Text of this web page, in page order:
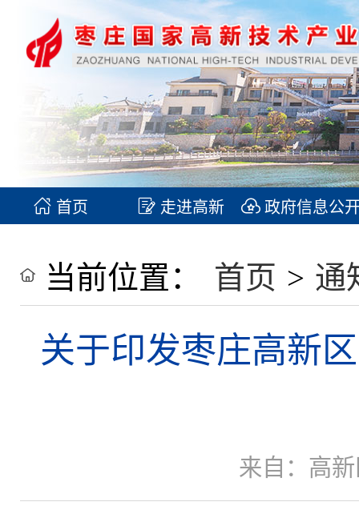
首页 走进高新 政府信息公
当前位置： 首页 > 通
关于印发枣庄高新
来自：高